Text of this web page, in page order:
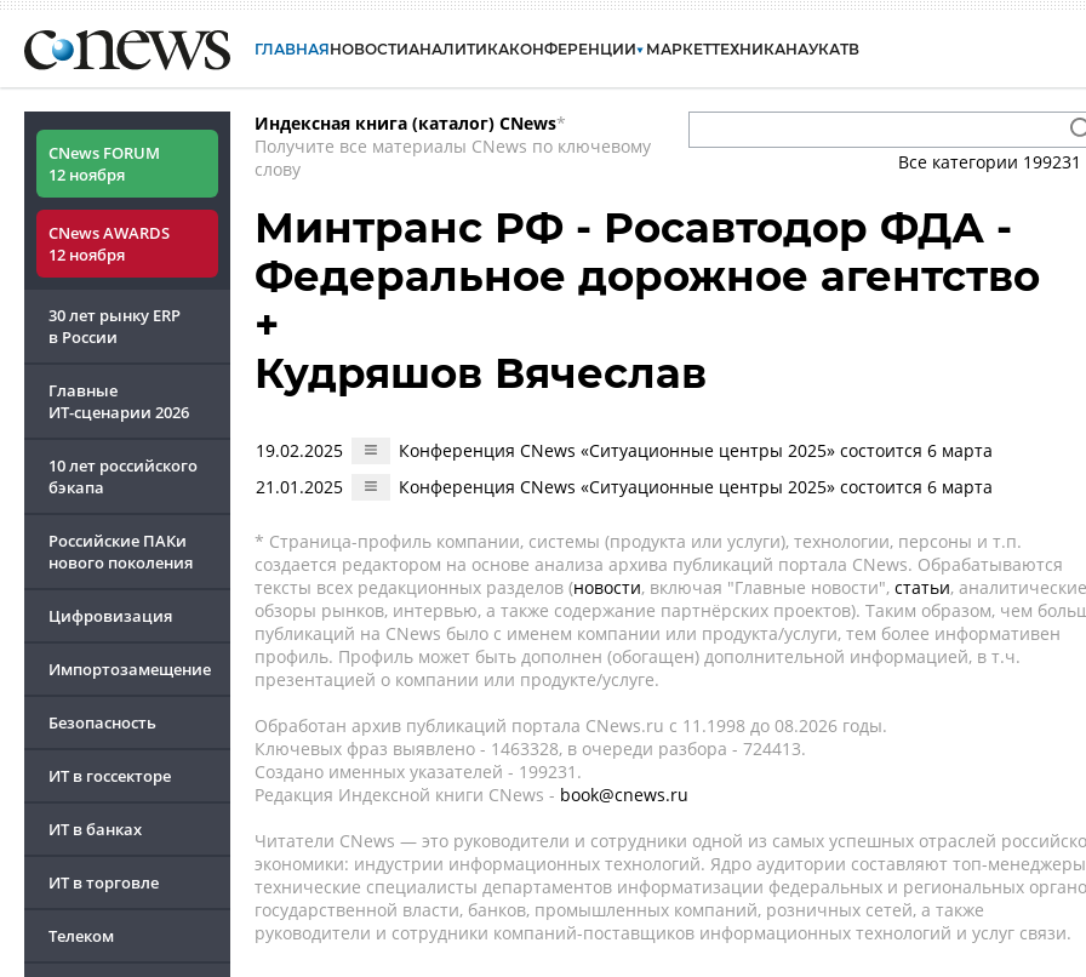
ГЛАВНАЯНОВОСТИАНАЛИТИКАКОНФЕРЕНЦИИ МАРКЕТТЕХНИКАНАУКАТВ
CNews FORUM
12 ноября
CNews AWARDS
12 ноября
30 лет рынку ERP
в России
Главные
ИТ-сценарии 2026
10 лет российского
бэкапа
Российские ПАКи
нового поколения
Цифровизация
Импортозамещение
Безопасность
ИТ в госсекторе
ИТ в банках
ИТ в торговле
Телеком
Индексная книга (каталог) CNews*
Получите все материалы CNews по ключевому
слову
Все категории 199231
Минтранс РФ - Росавтодор ФДА -
Федеральное дорожное агентство
+
Кудряшов Вячеслав
19.02.2025
Конференция CNews «Ситуационные центры 2025» состоится 6 марта
21.01.2025
Конференция CNews «Ситуационные центры 2025» состоится 6 марта
* Страница-профиль компании, системы (продукта или услуги), технологии, персоны и т.п.
создается редактором на основе анализа архива публикаций портала CNews. Обрабатываются
тексты всех редакционных разделов (новости, включая "Главные новости", статьи, аналитические
обзоры рынков, интервью, а также содержание партнёрских проектов). Таким образом, чем
публикаций на CNews было с именем компании или продукта/услуги, тем более информативен
профиль. Профиль может быть дополнен (обогащен) дополнительной информацией, в т.ч.
презентацией о компании или продукте/услуге.
Обработан архив публикаций портала CNews.ru c 11.1998 до 08.2026 годы.
Ключевых фраз выявлено - 1463328, в очереди разбора - 724413.
Создано именных указателей - 199231.
Редакция Индексной книги CNews - book@cnews.ru
Читатели CNews — это руководители и сотрудники одной из самых успешных отраслей
экономики: индустрии информационных технологий. Ядро аудитории составляют топ-
технические специалисты департаментов информатизации федеральных и региональных
государственной власти, банков, промышленных компаний, розничных сетей, а также
руководители и сотрудники компаний-поставщиков информационных технологий и услуг связи.